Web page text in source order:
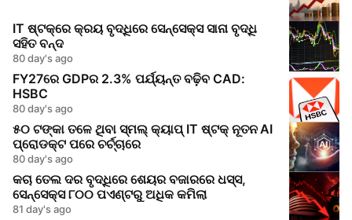
IT ଷ୍ଟକ୍‌ରେ କ୍ରୟ ବୃଦ୍ଧିରେ ସେନ୍ସେକ୍ସ ସାନା ବୃଦ୍ଧି
ସହିତ ବନ୍ଦ
80 day's ago
FY27ରେ GDPର 2.3% ପର୍ଯ୍ୟନ୍ତ ବଢ଼ିବ CAD:
HSBC
80 day's ago
୫୦ ଟଙ୍କା ତଳେ ଥିବା ସ୍ମଲ୍ କ୍ୟାପ୍ IT ଷ୍ଟକ୍ ନୂତନ AI
ପ୍ରୋଡକ୍ଟ ପରେ ଚର୍ଚ୍ଚାରେ
80 day's ago
କଚା ତେଲ ଦର ବୃଦ୍ଧିରେ ଶେୟର ବଜାରରେ ଧସ୍ସ,
ସେନ୍ସେକ୍ସ ୮୦୦ ପଏଣ୍ଟରୁ ଅଧିକ କମିଲା
81 day's ago